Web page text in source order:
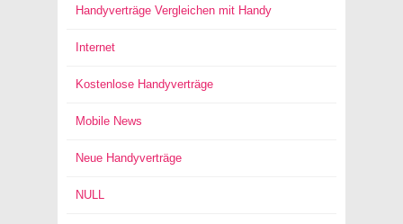
Handyverträge Vergleichen mit Handy
Internet
Kostenlose Handyverträge
Mobile News
Neue Handyverträge
NULL